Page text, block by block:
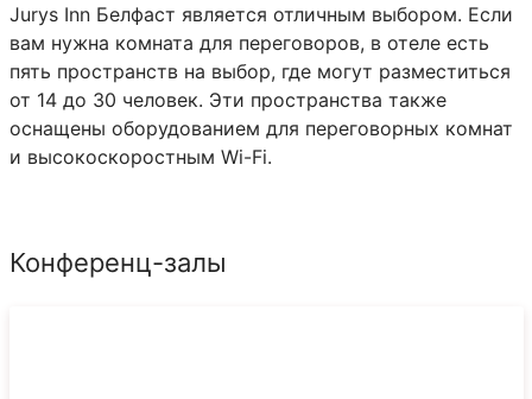
Jurys Inn Белфаст является отличным выбором. Если
вам нужна комната для переговоров, в отеле есть
пять пространств на выбор, где могут разместиться
от 14 до 30 человек. Эти пространства также
оснащены оборудованием для переговорных комнат
и высокоскоростным Wi-Fi.
Конференц-залы